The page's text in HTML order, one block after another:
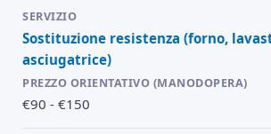
Sostituzione resistenza (forno,
asciugatrice)
€90 - €150